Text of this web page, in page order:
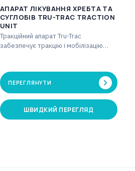
АПАРАТ ЛІКУВАННЯ ХРЕБТА ТА
СУГЛОБІВ TRU-TRAC TRACTION
UNIT
Тракційний апарат Tru-Trac
забезпечує тракцію і мобілізацію
можна…
ПЕРЕГЛЯНУТИ
ШВИДКИЙ ПЕРЕГЛЯД